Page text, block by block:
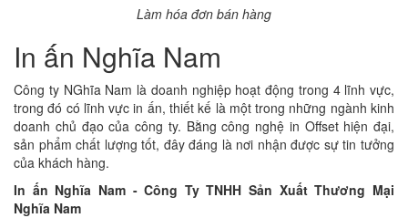
Làm hóa đơn bán hàng
In ấn Nghĩa Nam
Công ty NGhĩa Nam là doanh nghiệp hoạt động trong 4 lĩnh vực,
trong đó có lĩnh vực in ấn, thiết kế là một trong những ngành kinh
doanh chủ đạo của công ty. Bằng công nghệ in Offset hiện đại,
sản phẩm chất lượng tốt, đây đáng là nơi nhận được sự tin tưởng
của khách hàng.
In ấn Nghĩa Nam - Công Ty TNHH Sản Xuất Thương Mại
Nghĩa Nam